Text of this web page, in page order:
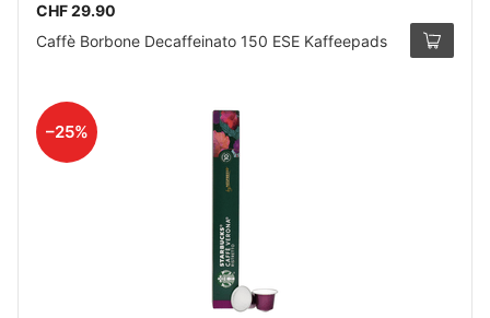
CHF 29.90
Caffè Borbone Decaffeinato 150 ESE Kaffeepads
–25%